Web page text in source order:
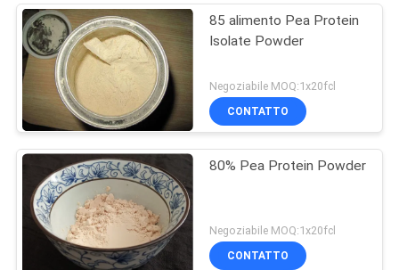
85 alimento Pea Protein
Isolate Powder
Negoziabile MOQ:1x20fcl
CONTATTO
80% Pea Protein Powder
Negoziabile MOQ:1x20fcl
CONTATTO